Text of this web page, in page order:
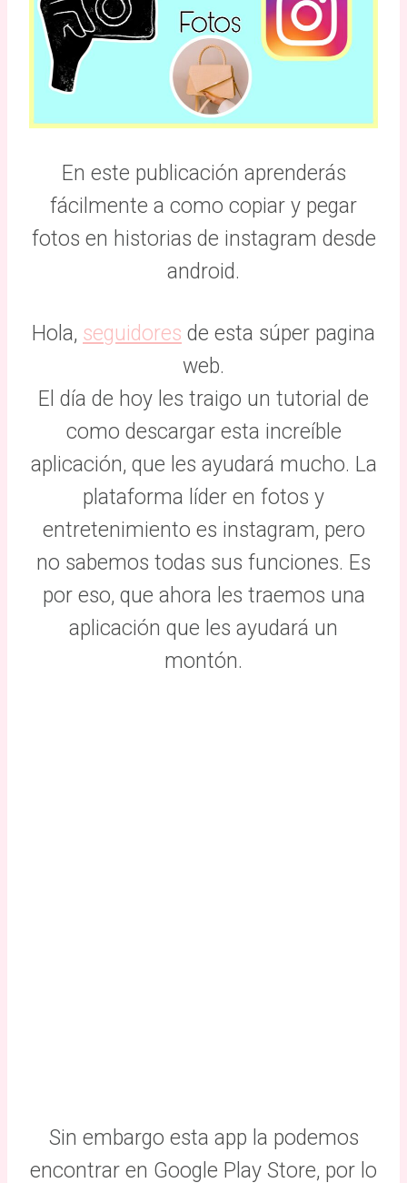
En este publicación aprenderás
fácilmente a como copiar y pegar
fotos en historias de instagram desde
android.
Hola, seguidores de esta súper pagina
web.
El día de hoy les traigo un tutorial de
como descargar esta increíble
aplicación, que les ayudará mucho. La
plataforma líder en fotos y
entretenimiento es instagram, pero
no sabemos todas sus funciones. Es
por eso, que ahora les traemos una
aplicación que les ayudará un
montón.
Sin embargo esta app la podemos
encontrar en Google Play Store, por lo